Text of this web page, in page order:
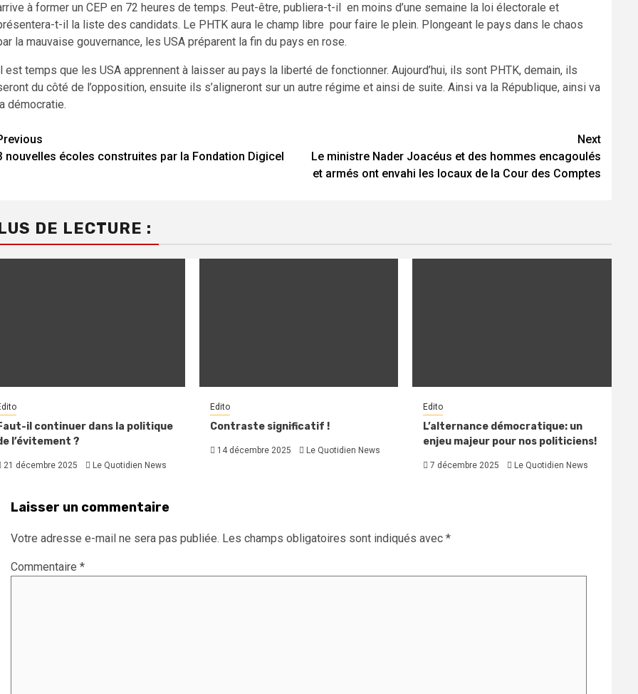
à former un CEP en 72 heures de temps. Peut-être, publiera-t-il en moins d’une semaine la loi électorale et
t-il la liste des candidats. Le PHTK aura le champ libre pour faire le plein. Plongeant le pays dans le chaos
la mauvaise gouvernance, les USA préparent la fin du pays en rose.
est temps que les USA apprennent à laisser au pays la liberté de fonctionner. Aujourd’hui, ils sont PHTK, demain, ils
du côté de l’opposition, ensuite ils s’aligneront sur un autre régime et ainsi de suite. Ainsi va la République, ainsi va
démocratie.
nouvelles écoles construites par la Fondation Digicel
Next
Le ministre Nader Joacéus et des hommes encagoulés
et armés ont envahi les locaux de la Cour des Comptes
DE LECTURE :
il continuer dans la politique
l’évitement ?
21 décembre 2025 Le Quotidien News
Edito
Contraste significatif !
14 décembre 2025 Le Quotidien News
Edito
L’alternance démocratique: un
enjeu majeur pour nos politiciens!
7 décembre 2025 Le Quotidien News
Laisser un commentaire
Votre adresse e-mail ne sera pas publiée. Les champs obligatoires sont indiqués avec *
Commentaire *